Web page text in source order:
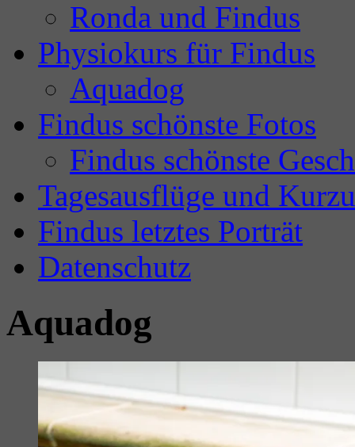
Ronda und Findus
Physiokurs für Findus
Aquadog
Findus schönste Fotos
Findus schönste
Tagesausflüge und
Findus letztes Porträt
Datenschutz
Aquadog